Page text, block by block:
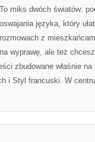
To miks dwóch światów:
oswajania języka, który
rozmowach z
na wyprawę, ale też
zbudowane właśnie
i Styl francuski. W